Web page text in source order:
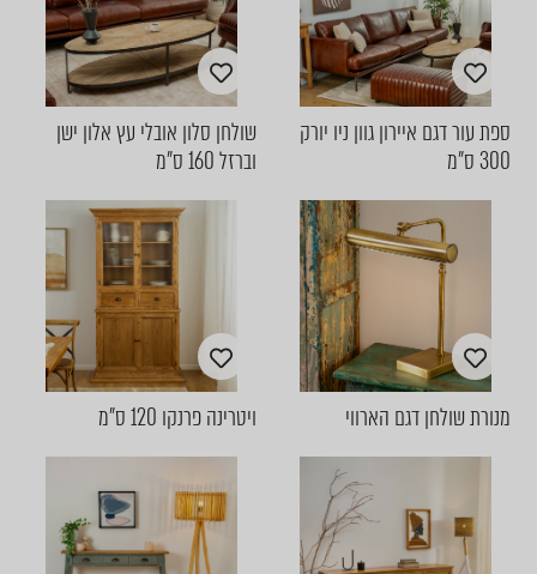
ספת עור דגם איירון גוון ניו יורק
300 ס"מ
שולחן סלון אובלי עץ אלון ישן
וברזל 160 ס"מ
מנורת שולחן דגם הארווי ויטרינה פרנקו 120 ס"מ